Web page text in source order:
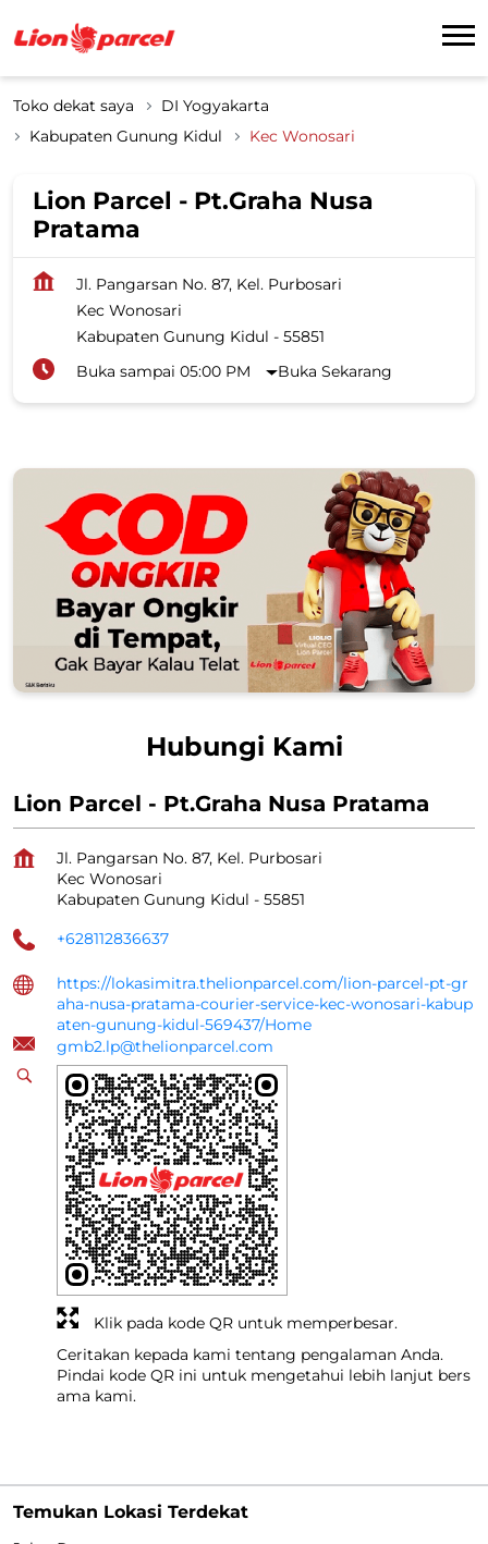
Toko dekat saya
DI Yogyakarta
Kabupaten Gunung Kidul
Kec Wonosari
Lion Parcel - Pt.Graha Nusa
Pratama
Jl. Pangarsan No. 87, Kel. Purbosari
Kec Wonosari
Kabupaten Gunung Kidul - 55851
Buka sampai 05:00 PM
Buka Sekarang
Hubungi Kami
Lion Parcel - Pt.Graha Nusa Pratama
Jl. Pangarsan No. 87, Kel. Purbosari
Kec Wonosari
Kabupaten Gunung Kidul - 55851
+628112836637
https://lokasimitra.thelionparcel.com/lion-parcel-pt-gr
aha-nusa-pratama-courier-service-kec-wonosari-kabup
aten-gunung-kidul-569437/Home
gmb2.lp@thelionparcel.com
Ceritakan kepada kami tentang pengalaman Anda.
Pindai kode QR ini untuk mengetahui lebih lanjut bers
ama kami.
Klik pada kode QR untuk memperbesar.
Temukan Lokasi Terdekat